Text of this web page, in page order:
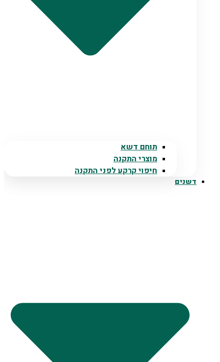
תוחם דשא
מוצרי התקנה
חיפוי קרקע לפני התקנה
דשנים